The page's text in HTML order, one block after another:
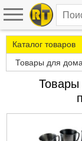
Каталог товаров
Товары для
Товары